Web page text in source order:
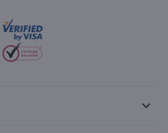
keyboard_arrow_down